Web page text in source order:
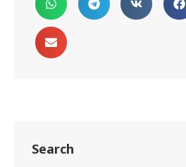
Search